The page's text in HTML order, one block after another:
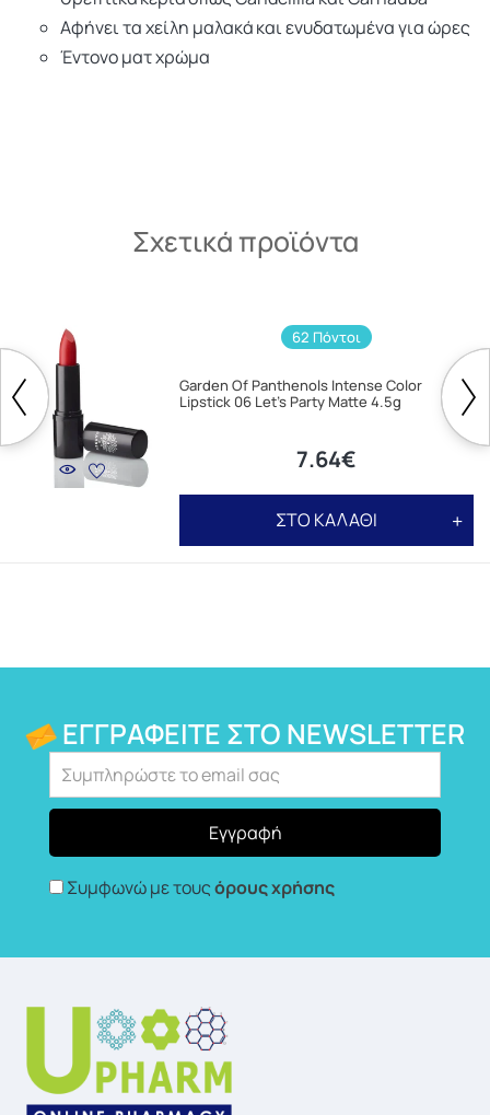
Αφήνει τα χείλη μαλακά και ενυδατωμένα για ώρες
Έντονο ματ χρώμα
Σχετικά προϊόντα
62 Πόντοι
Garden Of Panthenols Intense Color
Lipstick 06 Let's Party Matte 4.5g
7.64€
ΣΤΟ ΚΑΛΑΘΙ
ΕΓΓΡΑΦΕΊΤΕ ΣΤΟ NEWSLETTER
Συμφωνώ με τουςόρους χρήσης